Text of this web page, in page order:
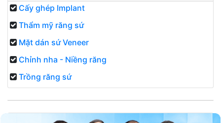
Cấy ghép Implant
Thẩm mỹ răng sứ
Mặt dán sứ Veneer
Chỉnh nha - Niềng răng
Trồng răng sứ